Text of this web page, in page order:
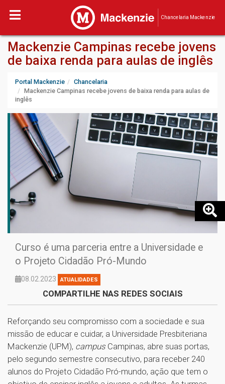
Chancelaria Mackenzie
Mackenzie Campinas recebe jovens
de baixa renda para aulas de inglês
Portal Mackenzie
Chancelaria
Mackenzie Campinas recebe jovens de baixa renda para aulas de
inglês
Curso é uma parceria entre a Universidade e
o Projeto Cidadão Pró-Mundo
08.02.2023 ATUALIDADES
COMPARTILHE NAS REDES SOCIAIS
Reforçando seu compromisso com a sociedade e sua
missão de educar e cuidar, a Universidade Presbiteriana
Mackenzie (UPM), campus Campinas, abre suas portas,
pelo segundo semestre consecutivo, para receber 240
alunos do Projeto Cidadão Pró-mundo, ação que tem o